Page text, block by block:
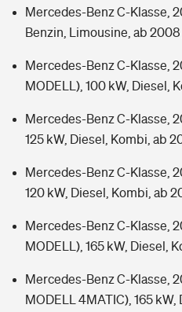
Mercedes-Benz C-Klasse,
Benzin, Limousine, ab 2008
Mercedes-Benz C-Klasse,
MODELL), 100 kW, Diesel,
Mercedes-Benz C-Klasse,
125 kW, Diesel, Kombi, ab
Mercedes-Benz C-Klasse,
120 kW, Diesel, Kombi, ab
Mercedes-Benz C-Klasse,
MODELL), 165 kW, Diesel,
Mercedes-Benz C-Klasse,
MODELL 4MATIC), 165